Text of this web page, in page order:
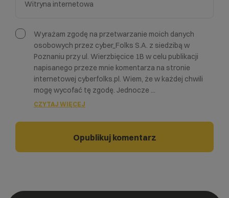
Wyrażam zgodę na przetwarzanie moich danych
osobowych przez cyber_Folks S.A. z siedzibą w
Poznaniu przy ul. Wierzbięcice 1B w celu publikacji
napisanego przeze mnie komentarza na stronie
internetowej cyberfolks.pl. Wiem, że w każdej chwili
mogę wycofać tę zgodę. Jednocze ...
CZYTAJ WIĘCEJ